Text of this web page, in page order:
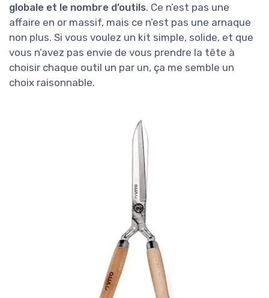
globale et le nombre d’outils. Ce n’est pas une
affaire en or massif, mais ce n’est pas une arnaque
non plus. Si vous voulez un kit simple, solide, et que
vous n’avez pas envie de vous prendre la tête à
choisir chaque outil un par un, ça me semble un
choix raisonnable.